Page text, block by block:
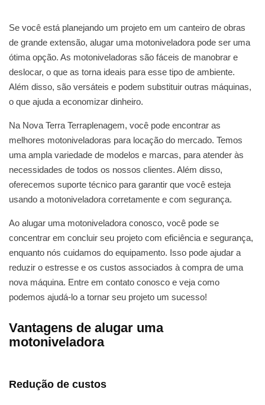
Se você está planejando um projeto em um canteiro de obras
de grande extensão, alugar uma motoniveladora pode ser uma
ótima opção. As motoniveladoras são fáceis de manobrar e
deslocar, o que as torna ideais para esse tipo de ambiente.
Além disso, são versáteis e podem substituir outras máquinas,
o que ajuda a economizar dinheiro.
Na Nova Terra Terraplenagem, você pode encontrar as
melhores motoniveladoras para locação do mercado. Temos
uma ampla variedade de modelos e marcas, para atender às
necessidades de todos os nossos clientes. Além disso,
oferecemos suporte técnico para garantir que você esteja
usando a motoniveladora corretamente e com segurança.
Ao alugar uma motoniveladora conosco, você pode se
concentrar em concluir seu projeto com eficiência e segurança,
enquanto nós cuidamos do equipamento. Isso pode ajudar a
reduzir o estresse e os custos associados à compra de uma
nova máquina. Entre em contato conosco e veja como
podemos ajudá-lo a tornar seu projeto um sucesso!
Vantagens de alugar uma
motoniveladora
Redução de custos